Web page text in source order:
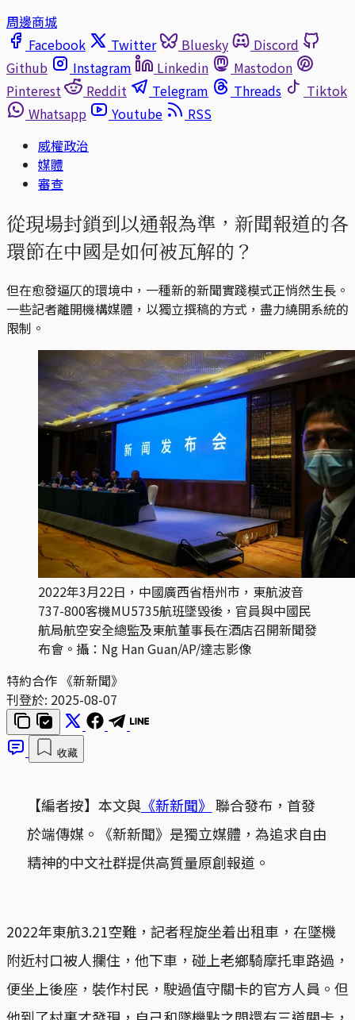
周邊商城
Facebook
Twitter Bluesky
Discord
Github
Instagram Linkedin
Mastodon
Pinterest
Reddit Telegram Threads
Tiktok
Whatsapp
Youtube
RSS
威權政治
媒體
審查
從現場封鎖到以通報為準，新聞報道的各
環節在中國是如何被瓦解的？
但在愈發逼仄的環境中，一種新的新聞實踐模式正悄然生長。
一些記者離開機構媒體，以獨立撰稿的方式，盡力繞開系統的
限制。
2022年3月22日，中國廣西省梧州市，東航波音
737-800客機MU5735航班墜毀後，官員與中國民
航局航空安全總監及東航董事長在酒店召開新聞發
布會。攝：Ng Han Guan/AP/達志影像
特約合作 《新新聞》
刊登於: 2025-08-07
收藏
【編者按】本文與《新新聞》 聯合發布，首發
於端傳媒。《新新聞》是獨立媒體，為追求自由
精神的中文社群提供高質量原創報道。
2022年東航3.21空難，記者程旋坐着出租車，在墜機
附近村口被人攔住，他下車，碰上老鄉騎摩托車路過，
便坐上後座，裝作村民，駛過值守關卡的官方人員。但